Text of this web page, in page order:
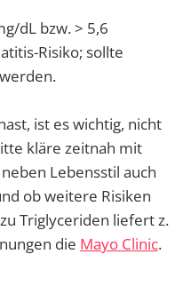
dL bzw. > 5,6
Risiko; sollte
ist es wichtig, nicht
kläre zeitnah mit
Lebensstil auch
ob weitere Risiken
Triglyceriden liefert z.
die Mayo Clinic.